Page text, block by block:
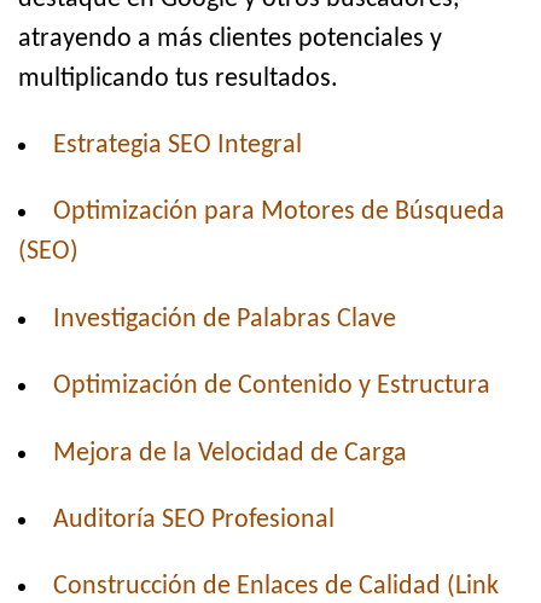
atrayendo a más clientes potenciales y
multiplicando tus resultados.
Estrategia SEO Integral
Optimización para Motores de Búsqueda
(SEO)
Investigación de Palabras Clave
Optimización de Contenido y Estructura
Mejora de la Velocidad de Carga
Auditoría SEO Profesional
Construcción de Enlaces de Calidad (Link